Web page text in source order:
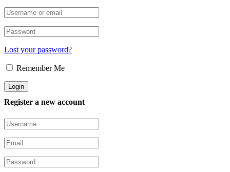
Lost your password?
Remember Me
Register a new account